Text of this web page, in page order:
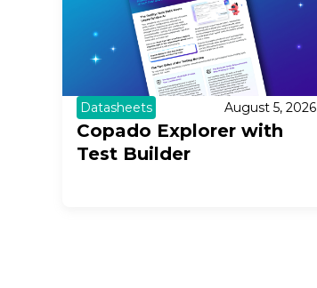
Datasheets August 5, 2026
Copado Explorer with
Test Builder